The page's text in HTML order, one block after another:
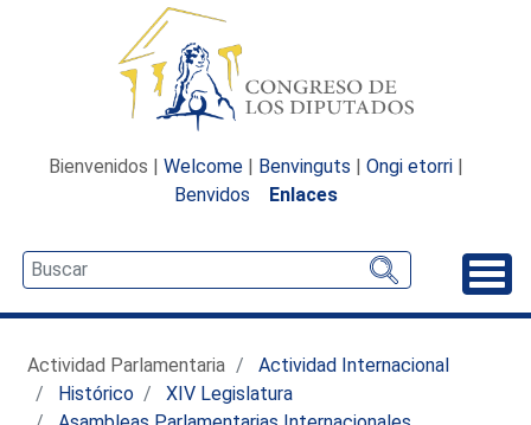
Bienvenidos | Welcome | Benvinguts | Ongi etorri |
Benvidos
Enlaces
Actividad Parlamentaria
Actividad Internacional
Histórico
XIV Legislatura